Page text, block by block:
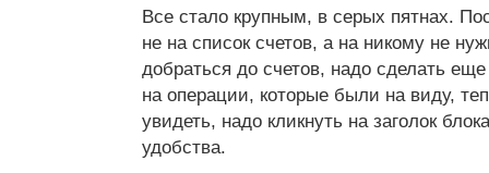
Все стало крупным, в серых пятнах.
не на список счетов, а на никому не
добраться до счетов, надо сделать
на операции, которые были на виду,
увидеть, надо кликнуть на заголок
удобства.